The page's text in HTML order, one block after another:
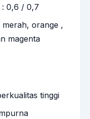
: 0,6 / 0,7
orange ,
magenta
tinggi